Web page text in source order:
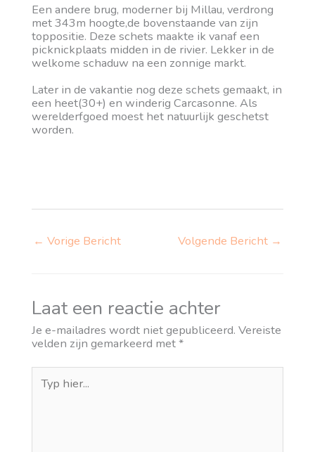
Een andere brug, moderner bij Millau, verdrong
met 343m hoogte,de bovenstaande van zijn
toppositie. Deze schets maakte ik vanaf een
picknickplaats midden in de rivier. Lekker in de
welkome schaduw na een zonnige markt.
Later in de vakantie nog deze schets gemaakt, in
een heet(30+) en winderig Carcasonne. Als
werelderfgoed moest het natuurlijk geschetst
worden.
← Vorige Bericht Volgende Bericht →
Laat een reactie achter
Je e-mailadres wordt niet gepubliceerd. Vereiste
velden zijn gemarkeerd met*
Typ
hier...